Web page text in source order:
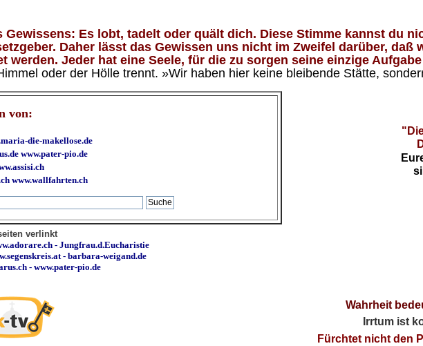
Gewissens: Es lobt, tadelt oder quält dich. Diese Stimme kannst du
Daher lässt das Gewissen uns nicht im Zweifel darüber,
werden. Jeder hat eine Seele, für die zu sorgen seine einzige
oder der Hölle trennt. »Wir haben hier keine bleibende Stätte,
von:
die-makellose.de
www.pater-pio.de
www.wallfahrten.ch
verlinkt
-Jungfrau.d.Eucharistie
-barbara-weigand.de
- www.pater-pio.de
Wahrheit
Irrtum ist
Fürchtet nicht den